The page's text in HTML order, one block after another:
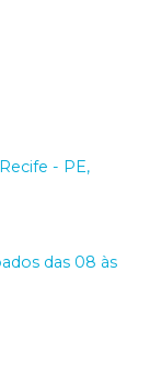
- PE,
das 08 às